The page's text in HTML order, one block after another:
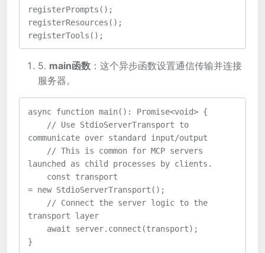
registerPrompts();
registerResources();
registerTools();
5. main函数 ：这个异步函数设置通信传输并连接
服务器。
async function main(): Promise<void> {
// Use StdioServerTransport to
communicate over standard input/output
// This is common for MCP servers
launched as child processes by clients.
const transport
= new StdioServerTransport();
// Connect the server logic to the
transport layer
await server.connect(transport);
}